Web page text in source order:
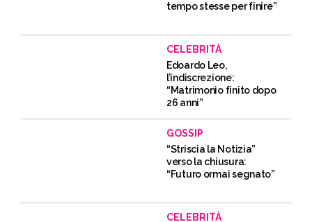
tempo stesse per finire”
CELEBRITÀ
Edoardo Leo,
l’indiscrezione:
“Matrimonio finito dopo
26 anni”
GOSSIP
“Striscia la Notizia”
verso la chiusura:
“Futuro ormai segnato”
CELEBRITÀ